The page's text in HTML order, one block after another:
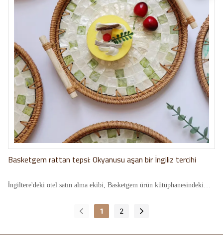
Basketgem rattan tepsi: Okyanusu aşan bir İngiliz tercihi
İngiltere'deki otel satın alma ekibi, Basketgem ürün kütüphanesindeki
kalite yankısı başladı. Doğal dokuları sanatsal ustalıkla harmanlayan bu
1 2